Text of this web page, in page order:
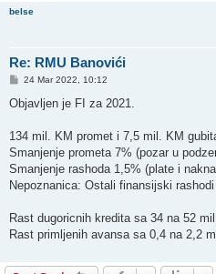
belse
Re: RMU Banovići
P
s
24 Mar 2022, 10:12
Objavljen je FI za 2021.
134 mil. KM promet i 7,5 mil. KM
Smanjenje prometa 7% (pozar u
Smanjenje rashoda 1,5% (plate i
Nepoznanica: Ostali finansijski
Rast dugoricnih kredita sa 34 na 52
Rast primljenih avansa sa 0,4 na 2,2